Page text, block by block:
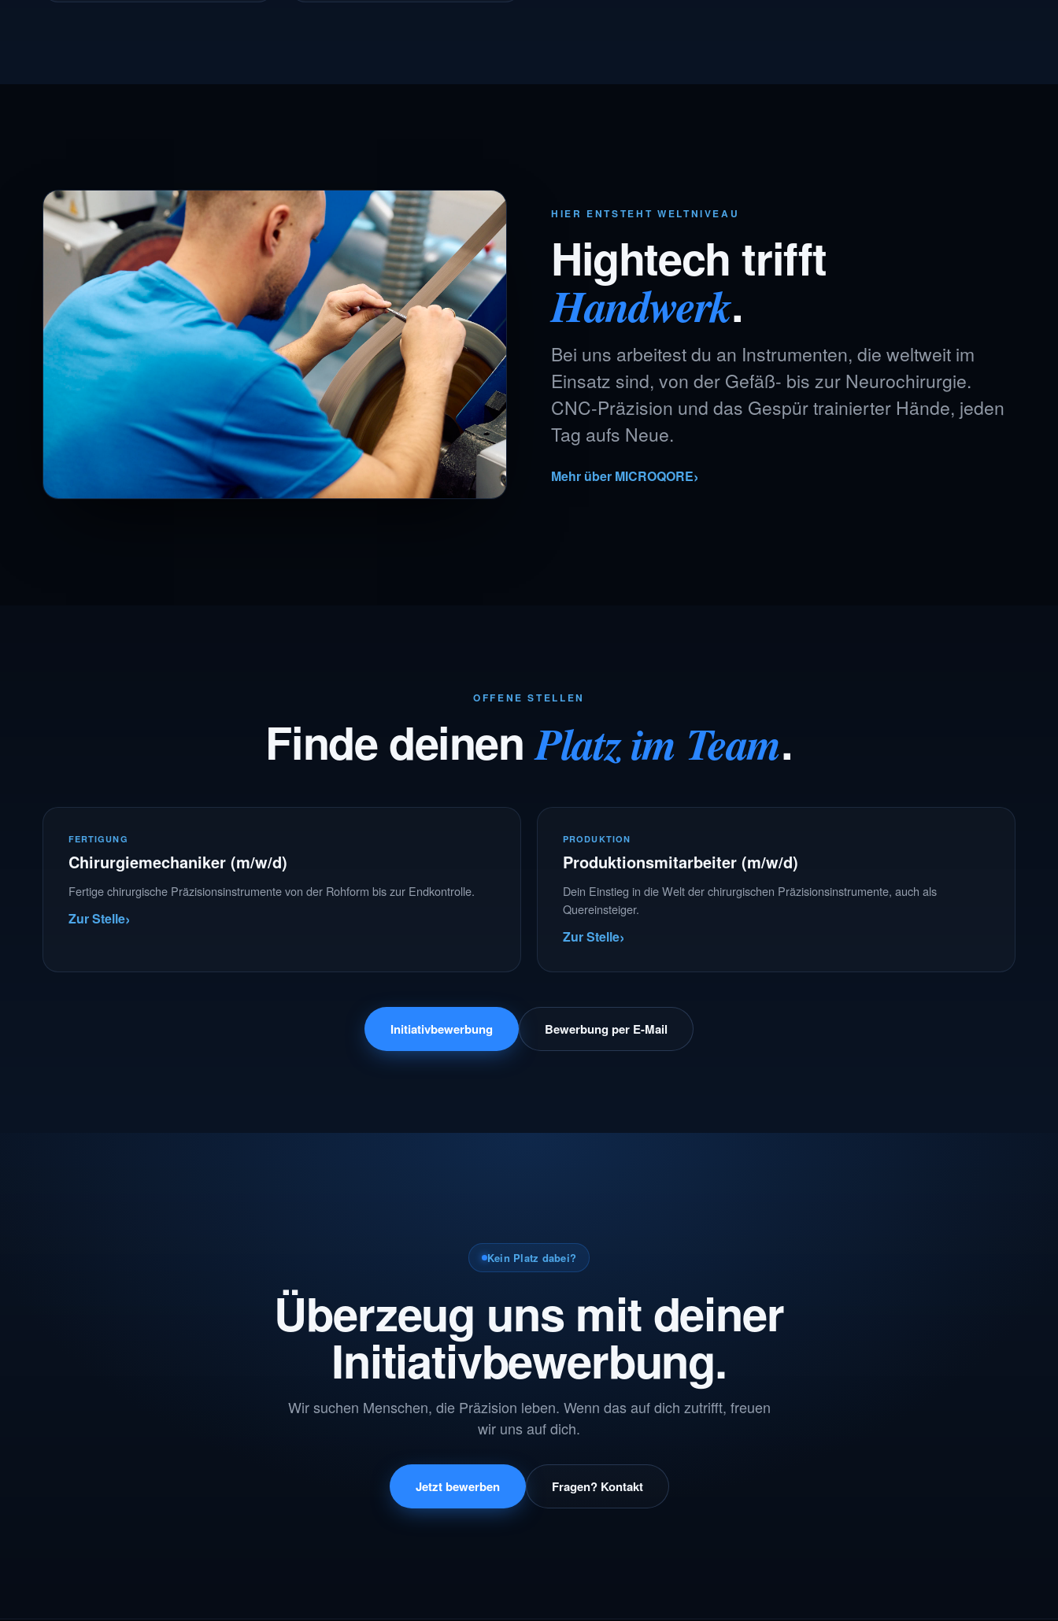
HIER ENTSTEHT WELTNIVEAU
Hightech trifft
Handwerk.
Bei uns arbeitest du an Instrumenten, die weltweit im
Einsatz sind, von der Gefäß- bis zur Neurochirurgie.
CNC-Präzision und das Gespür trainierter Hände, jeden
Tag aufs Neue.
Mehr über MICROQORE
OFFENE STELLEN
Finde deinenPlatz im Team.
FERTIGUNG
Chirurgiemechaniker (m/w/d)
Fertige chirurgische Präzisionsinstrumente von der Rohform bis zur Endkontrolle.
Zur Stelle
PRODUKTION
Produktionsmitarbeiter (m/w/d)
Dein Einstieg in die Welt der chirurgischen Präzisionsinstrumente, auch als
Quereinsteiger.
Zur Stelle
Initiativbewerbung Bewerbung per E-Mail
Kein Platz dabei?
Überzeug uns mit deiner
Initiativbewerbung.
Wir suchen Menschen, die Präzision leben. Wenn das auf dich zutrifft, freuen
wir uns auf dich.
Jetzt bewerben Fragen? Kontakt